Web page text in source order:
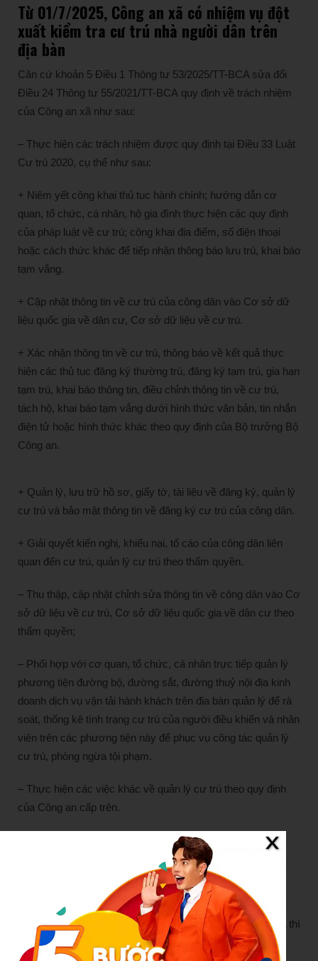
Từ 01/7/2025, Công an xã có nhiệm vụ đột
xuất kiểm tra cư trú nhà người dân trên
địa bàn
Căn cứ khoản 5 Điều 1 Thông tư 53/2025/TT-BCA sửa đổi
Điều 24 Thông tư 55/2021/TT-BCA quy định về trách nhiệm
của Công an xã như sau:
– Thực hiện các trách nhiệm được quy định tại Điều 33 Luật
Cư trú 2020, cụ thể như sau:
+ Niêm yết công khai thủ tục hành chính; hướng dẫn cơ
quan, tổ chức, cá nhân, hộ gia đình thực hiện các quy định
của pháp luật về cư trú; công khai địa điểm, số điện thoại
hoặc cách thức khác để tiếp nhận thông báo lưu trú, khai báo
tạm vắng.
+ Cập nhật thông tin về cư trú của công dân vào Cơ sở dữ
liệu quốc gia về dân cư, Cơ sở dữ liệu về cư trú.
+ Xác nhận thông tin về cư trú, thông báo về kết quả thực
hiện các thủ tục đăng ký thường trú, đăng ký tạm trú, gia hạn
tạm trú, khai báo thông tin, điều chỉnh thông tin về cư trú,
tách hộ, khai báo tạm vắng dưới hình thức văn bản, tin nhắn
điện tử hoặc hình thức khác theo quy định của Bộ trưởng Bộ
Công an.
+ Quản lý, lưu trữ hồ sơ, giấy tờ, tài liệu về đăng ký, quản lý
cư trú và bảo mật thông tin về đăng ký cư trú của công dân.
+ Giải quyết kiến nghị, khiếu nại, tố cáo của công dân liên
quan đến cư trú, quản lý cư trú theo thẩm quyền.
– Thu thập, cập nhật chỉnh sửa thông tin về công dân vào Cơ
sở dữ liệu về cư trú, Cơ sở dữ liệu quốc gia về dân cư theo
thẩm quyền;
– Phối hợp với cơ quan, tổ chức, cá nhân trực tiếp quản lý
phương tiện đường bộ, đường sắt, đường thuỷ nội địa kinh
doanh dịch vụ vận tải hành khách trên địa bàn quản lý để rà
soát, thống kê tình trạng cư trú của người điều khiển và nhân
viên trên các phương tiện này để phục vụ công tác quản lý
cư trú, phòng ngừa tội phạm.
– Thực hiện các việc khác về quản lý cư trú theo quy định
của Công an cấp trên.
– Định kỳ, đột xuất thực hiện kiểm tra cư trú.
từ ngày 01/7/2025, Công an xã được phép đột
xuất kiểm tra cư trú nhà người dân trên địa bàn.
* Lưu ý: Theo khoản 1 Điều 25 Thông tư 55/2021/TT-BCA thì
hình thức kiểm tra cư trú được tiến hành định kỳ, đột xuất